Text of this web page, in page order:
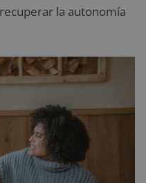
la autonomía